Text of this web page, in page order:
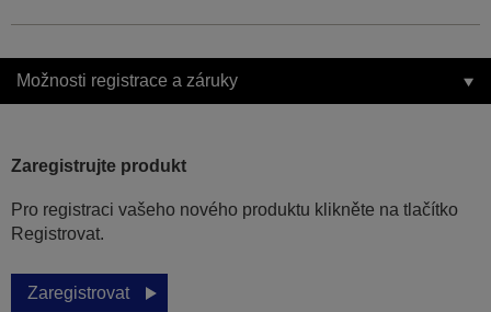
Možnosti registrace a záruky
Zaregistrujte produkt
Pro registraci vašeho nového produktu klikněte na tlačítko
Registrovat.
Zaregistrovat